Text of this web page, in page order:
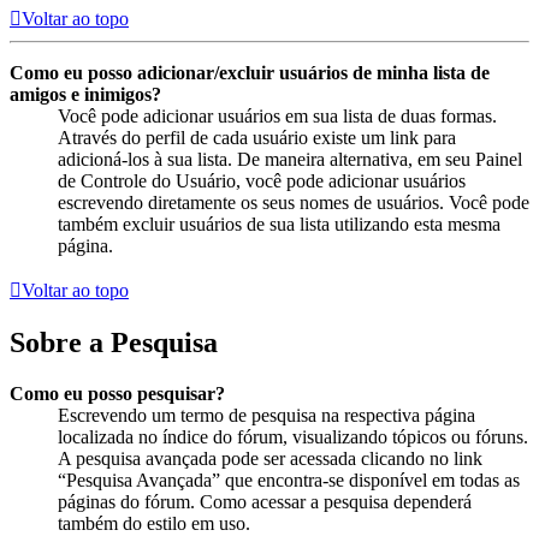
Voltar ao topo
Como eu posso adicionar/excluir usuários de minha lista de
amigos e inimigos?
Você pode adicionar usuários em sua lista de duas formas.
Através do perfil de cada usuário existe um link para
adicioná-los à sua lista. De maneira alternativa, em seu Painel
de Controle do Usuário, você pode adicionar usuários
escrevendo diretamente os seus nomes de usuários. Você pode
também excluir usuários de sua lista utilizando esta mesma
página.
Voltar ao topo
Sobre a Pesquisa
Como eu posso pesquisar?
Escrevendo um termo de pesquisa na respectiva página
localizada no índice do fórum, visualizando tópicos ou fóruns.
A pesquisa avançada pode ser acessada clicando no link
“Pesquisa Avançada” que encontra-se disponível em todas as
páginas do fórum. Como acessar a pesquisa dependerá
também do estilo em uso.